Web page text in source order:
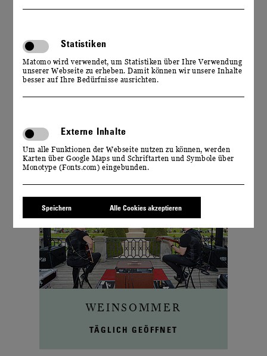
WILLKOMMEN IM REICH DER SINNE
WEINSOMMER
TÄGLICH GEÖFFNET
Statistiken
Matomo wird verwendet, um Statistiken über Ihre Verwendung
unserer Webseite zu erheben. Damit können wir unsere Inhalte
besser auf Ihre Bedürfnisse ausrichten.
Externe Inhalte
Um alle Funktionen der Webseite nutzen zu können, werden
Karten über Google Maps und Schriftarten und Symbole über
Monotype (Fonts.com) eingebunden.
Speichern Alle Cookies akzeptieren